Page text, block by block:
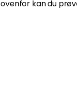
ovenfor kan du